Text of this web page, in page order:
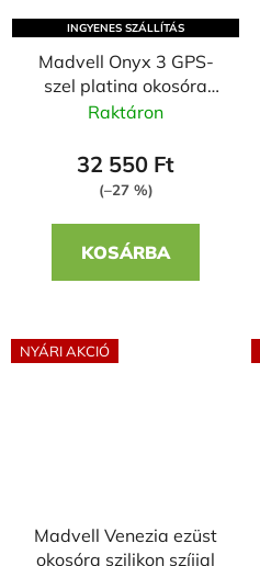
INGYENES SZÁLLÍTÁS
Madvell Onyx 3 GPS-
szel platina okosóra
fém szíjjal + szilikon
Raktáron
32 550 Ft
(–27 %)
KOSÁRBA
NYÁRI AKCIÓ
Madvell Venezia ezüst
okosóra szilikon szíjjal